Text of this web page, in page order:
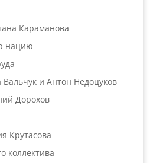
Караманова
нацию
и Антон Недоцуков
Дорохов
Крутасова
коллектива